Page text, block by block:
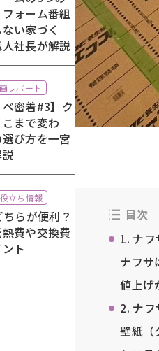
ォーム番組
い家づく
社長が解説
レポート
ベ密着#3】ク
まで変わ
び方を一宮
立ち情報
らが便利？
費や交換費
ト
目次
1. ナ
ナフサ
値上げ
2. ナ
壁紙（